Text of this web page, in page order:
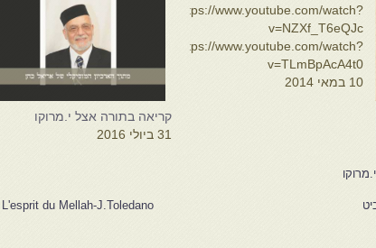
https://www.youtube.com/watch?
v=NZXf_T6eQJc
https://www.youtube.com/watch?
v=TLmBpAcA4t0
10 במאי 2014
קריאה בתורה אצל י.מרוקו
31 ביולי 2016
L'esprit du Mellah-J.Toledano